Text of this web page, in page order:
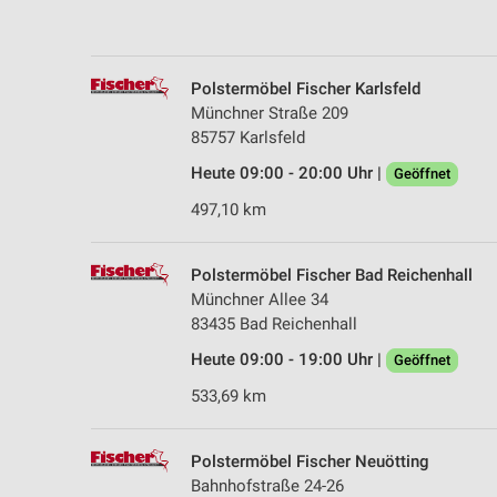
Polstermöbel Fischer Karlsfeld
Münchner Straße 209
85757 Karlsfeld
Heute 09:00 - 20:00 Uhr |
Geöffnet
497,10 km
Polstermöbel Fischer Bad Reichenhall
Münchner Allee 34
83435 Bad Reichenhall
Heute 09:00 - 19:00 Uhr |
Geöffnet
533,69 km
Polstermöbel Fischer Neuötting
Bahnhofstraße 24-26